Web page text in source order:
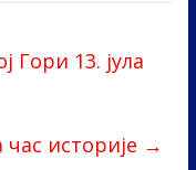
Гори 13. јула
историје →